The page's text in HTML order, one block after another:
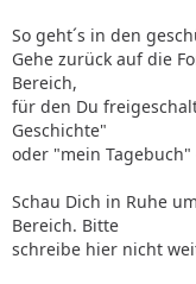
So geht´s in den
Gehe zurück auf die
Bereich,
für den Du
Geschichte"
oder "mein
Schau Dich in Ruhe
Bereich. Bitte
schreibe hier nicht